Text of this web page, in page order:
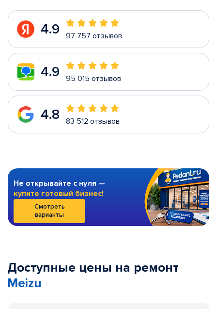
4.9 97 757 отзывов
4.9 95 015 отзывов
4.8 83 512 отзывов
Не открывайте с нуля —
купите готовый бизнес!
Смотреть
варианты
Доступные цены на ремонт
Meizu